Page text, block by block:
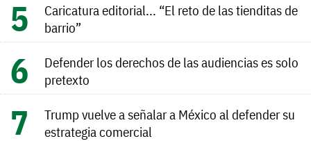
Caricatura editorial... “El reto de las tienditas de
barrio”
Defender los derechos de las audiencias es solo
pretexto
Trump vuelve a señalar a México al defender su
estrategia comercial